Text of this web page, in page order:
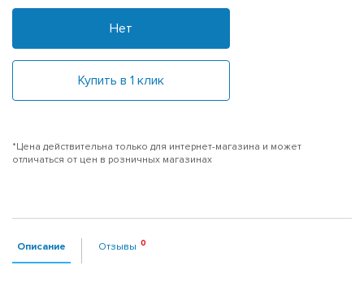
Нет
Купить в 1 клик
*Цена действительна только для интернет-магазина и может
отличаться от цен в розничных магазинах
Описание Отзывы